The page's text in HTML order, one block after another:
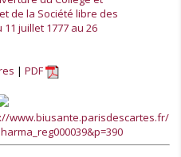
de la Société libre des
juillet 1777 au 26
PDF
www.biusante.parisdescartes.fr/